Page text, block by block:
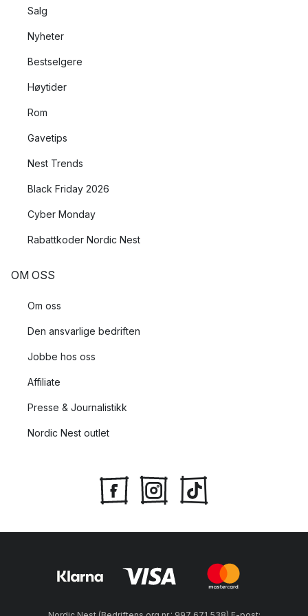
Foundation.
Salg
Nyheter
Bestselgere
Høytider
Rom
Gavetips
Nest Trends
Black Friday 2026
Cyber Monday
Rabattkoder Nordic Nest
OM OSS
Om oss
Den ansvarlige bedriften
Jobbe hos oss
Affiliate
Presse & Journalistikk
Nordic Nest outlet